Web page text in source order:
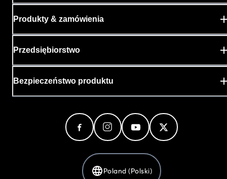
Produkty & zamówienia
Przedsiębiorstwo
Bezpieczeństwo produktu
Poland (Polski)